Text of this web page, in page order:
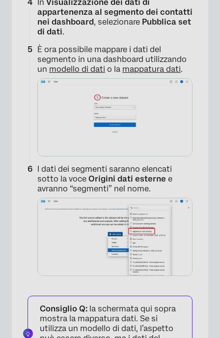
×
In Visualizzazione dei dati di
appartenenza al segmento dei contatti
nei dashboard, selezionare Pubblica set
di dati.
È ora possibile mappare i dati del
segmento in una dashboard utilizzando
un modello di dati o la mappatura dati.
I dati dei segmenti saranno elencati
sotto la voce Origini dati esterne e
avranno “segmenti” nel nome.
Consiglio Q: la schermata qui sopra
mostra la mappatura dati. Se si
utilizza un modello di dati, l’aspetto